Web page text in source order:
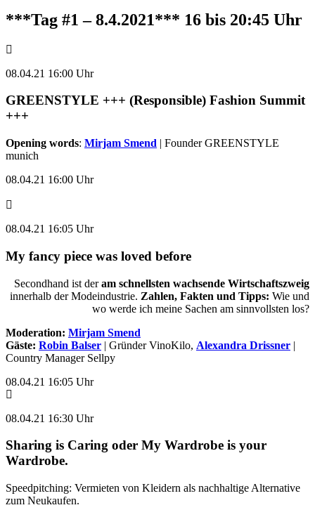
***Tag #1 – 8.4.2021*** 16 bis 20:45 Uhr
08.04.21 16:00 Uhr
GREENSTYLE +++ (Responsible) Fashion Summit
+++
Opening words: Mirjam Smend | Founder GREENSTYLE
munich
08.04.21 16:00 Uhr
08.04.21 16:05 Uhr
My fancy piece was loved before
Secondhand ist deram schnellsten wachsende Wirtschaftszweig
innerhalb der Modeindustrie. Zahlen, Fakten und Tipps: Wie und
wo werde ich meine Sachen am sinnvollsten los?
Moderation: Mirjam Smend
Gäste: Robin Balser | Gründer VinoKilo, Alexandra Drissner |
Country Manager Sellpy
08.04.21 16:05 Uhr
08.04.21 16:30 Uhr
Sharing is Caring oder My Wardrobe is your
Wardrobe.
Speedpitching: Vermieten von Kleidern als nachhaltige Alternative
zum Neukaufen.